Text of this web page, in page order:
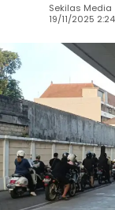
Sekilas Media
19/11/2025